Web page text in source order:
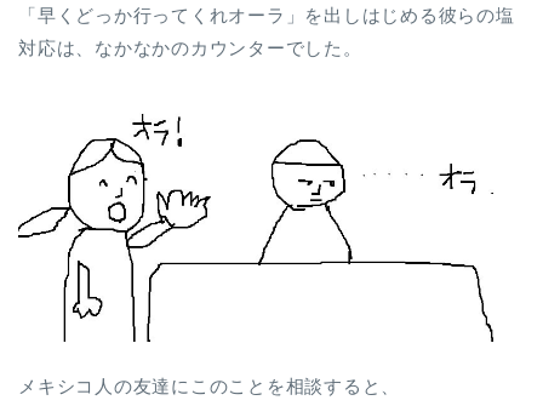
「早くどっか行ってくれオーラ」を出しはじめる彼らの塩
対応は、なかなかのカウンターでした。
メキシコ人の友達にこのことを相談すると、